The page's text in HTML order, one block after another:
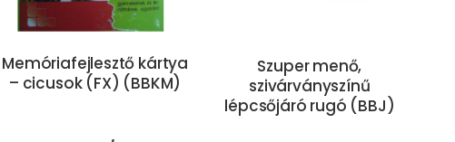
Memóriafejlesztő kártya
– cicusok (FX) (BBKM)
Szuper menő,
szivárványszínű
lépcsőjáró rugó (BBJ)